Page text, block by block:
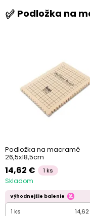
Podložka na
Podložka na macramé
26,5x18,5cm
14,62 € 1 ks
Skladom
Výhodnejšie balenie
1 ks